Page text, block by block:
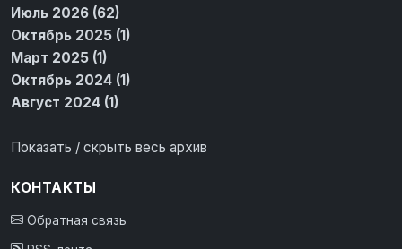
Июль 2026 (62)
Октябрь 2025 (1)
Март 2025 (1)
Октябрь 2024 (1)
Август 2024 (1)
Показать / скрыть весь архив
КОНТАКТЫ
Обратная связь